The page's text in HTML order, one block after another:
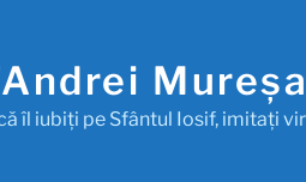
îl iubiţi pe Sfântul Iosif, imitaţi